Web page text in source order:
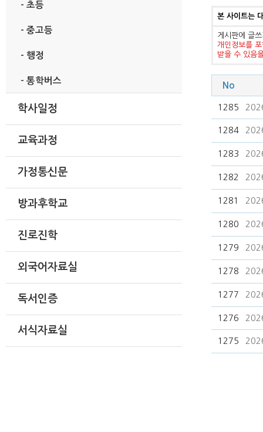
- 초등
- 중고등
- 행정
- 통학버스
학사일정
교육과정
가정통신문
방과후학교
진로진학
외국어자료실
독서인증
서식자료실
본 사이트는
게시판에 글
개인정보를
받을 수 있음
No
1285
1284
1283
1282
1281
1280
1279
1278
1277
1276
1275